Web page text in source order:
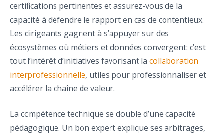
certifications pertinentes et assurez-vous de la
capacité à défendre le rapport en cas de contentieux.
Les dirigeants gagnent à s’appuyer sur des
écosystèmes où métiers et données convergent: c’est
tout l’intérêt d’initiatives favorisant la collaboration
interprofessionnelle, utiles pour professionnaliser et
accélérer la chaîne de valeur.
La compétence technique se double d’une capacité
pédagogique. Un bon expert explique ses arbitrages,